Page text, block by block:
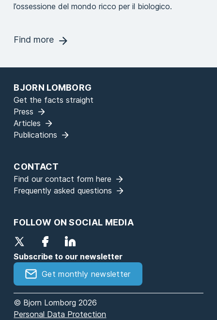
l’ossessione del mondo ricco per il biologico.
Find more
BJORN LOMBORG
Get the facts straight
Press
Articles
Publications
CONTACT
Find our contact form here
Frequently asked questions
FOLLOW ON SOCIAL MEDIA
Subscribe to our newsletter
Get monthly newsletter
© Bjorn Lomborg 2026
Personal Data Protection